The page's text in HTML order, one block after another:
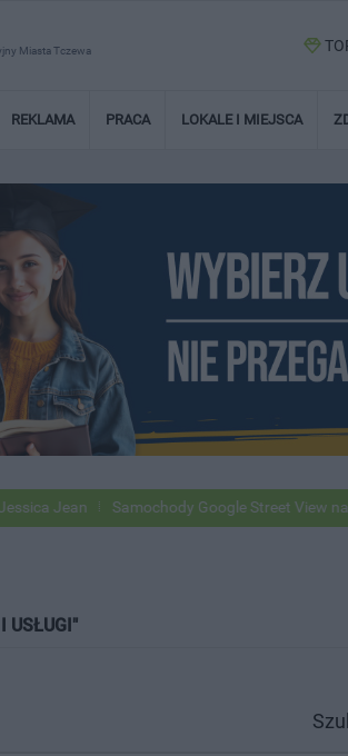
Miasta Tczewa
REKLAMA PRACA LOKALE I MIEJSCA
Jean Samochody Google Street View na
USŁUGI"